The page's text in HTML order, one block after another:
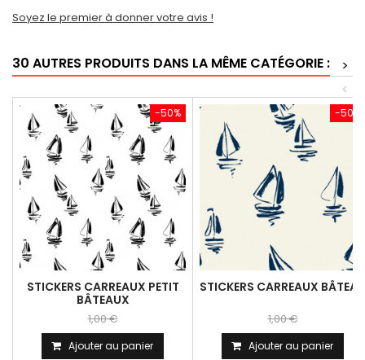
Soyez le premier à donner votre avis !
30 AUTRES PRODUITS DANS LA MÊME CATÉGORIE :
>
<
STICKERS CARREAUX PETIT
BÂTEAUX
1,00 €
-50%
Ajouter au panier
STICKERS CARREAUX BÂTEAU
1,00 €
-50%
Ajouter au panier